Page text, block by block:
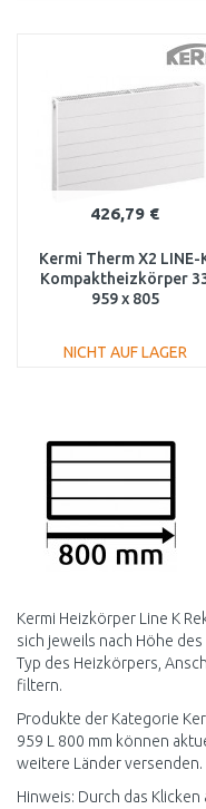
426,79 €
Kermi Therm X2 LINE-
Kompaktheizkörper
959 x 805
NICHT AUF LAGER
Vergleichen
Kermi Heizkörper Line K
sich jeweils nach Höhe
Typ des Heizkörpers,
filtern.
Produkte der Kategorie
959 L 800 mm können
weitere Länder versenden.
Hinweis: Durch das